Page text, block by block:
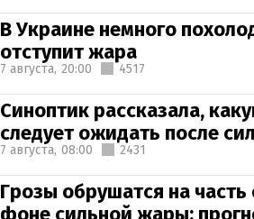
В Украине немного
отступит жара
7 августа, 20:00 4517
Синоптик рассказала,
следует ожидать после
7 августа, 08:00 2431
Грозы обрушатся на часть
фоне сильной жары: